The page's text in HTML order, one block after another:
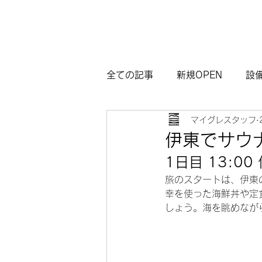
全ての記事 新規OPEN 設
マイグレ東京 お知らせ
観光モデルコース熱海 サ
伊東でサウ
マイグレスタッフ
1日目 13:00
旅のスタートは、伊
幸を使った海鮮丼や
しょう。海を眺めな